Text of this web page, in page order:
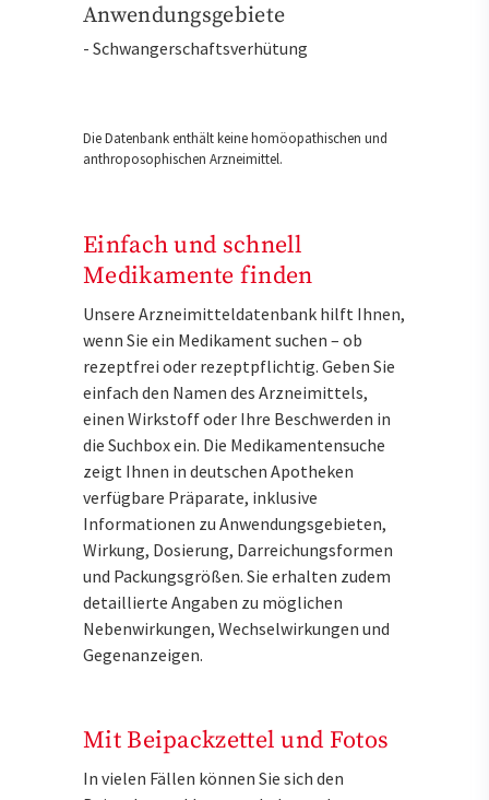
Anwendungsgebiete
- Schwangerschaftsverhütung
Die Datenbank enthält keine homöopathischen und
anthroposophischen Arzneimittel.
Einfach und schnell
Medikamente finden
Unsere Arzneimitteldatenbank hilft Ihnen,
wenn Sie ein Medikament suchen – ob
rezeptfrei oder rezeptpflichtig. Geben Sie
einfach den Namen des Arzneimittels,
einen Wirkstoff oder Ihre Beschwerden in
die Suchbox ein. Die Medikamentensuche
zeigt Ihnen in deutschen Apotheken
verfügbare Präparate, inklusive
Informationen zu Anwendungsgebieten,
Wirkung, Dosierung, Darreichungsformen
und Packungsgrößen. Sie erhalten zudem
detaillierte Angaben zu möglichen
Nebenwirkungen, Wechselwirkungen und
Gegenanzeigen.
Mit Beipackzettel und Fotos
In vielen Fällen können Sie sich den